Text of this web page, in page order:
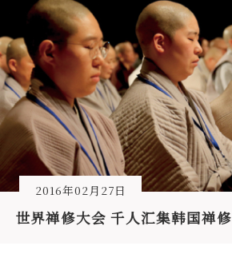
2016年02月27日
世界禅修大会 千人汇集韩国禅修